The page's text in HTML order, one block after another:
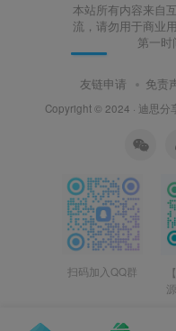
本站所有内容来自
流，请勿用于商业
第一时
友链申请 免责
Copyright © 2024 · 迪思分
扫码加入QQ群